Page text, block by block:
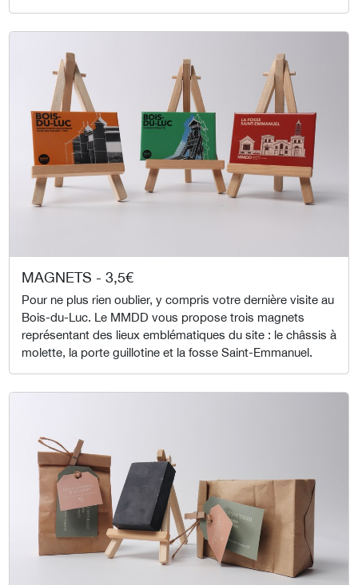
MAGNETS - 3,5€
Pour ne plus rien oublier, y compris votre dernière visite au
Bois-du-Luc. Le MMDD vous propose trois magnets
représentant des lieux emblématiques du site : le châssis à
molette, la porte guillotine et la fosse Saint-Emmanuel.